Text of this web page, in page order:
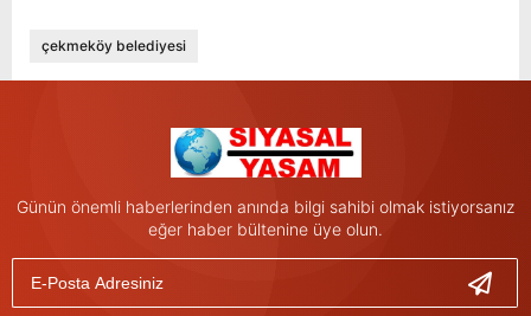
çekmeköy belediyesi
Günün önemli haberlerinden anında bilgi sahibi olmak istiyorsanız
eğer haber bültenine üye olun.